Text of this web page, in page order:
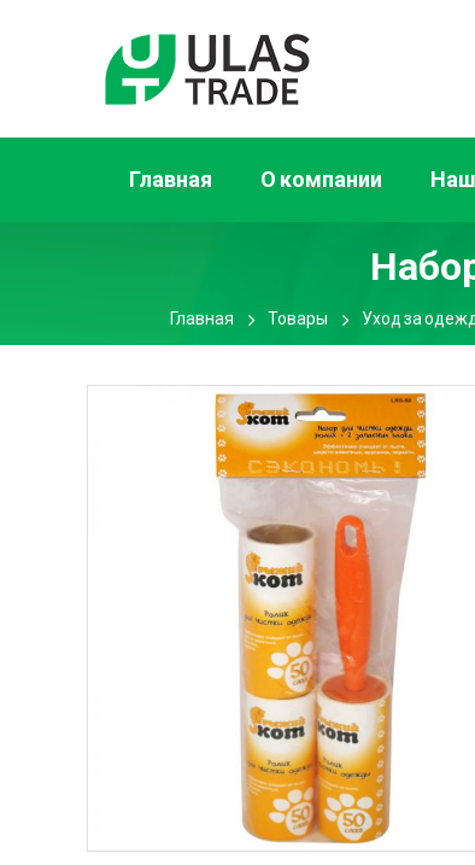
Главная О компании
Главная Товары Уход за